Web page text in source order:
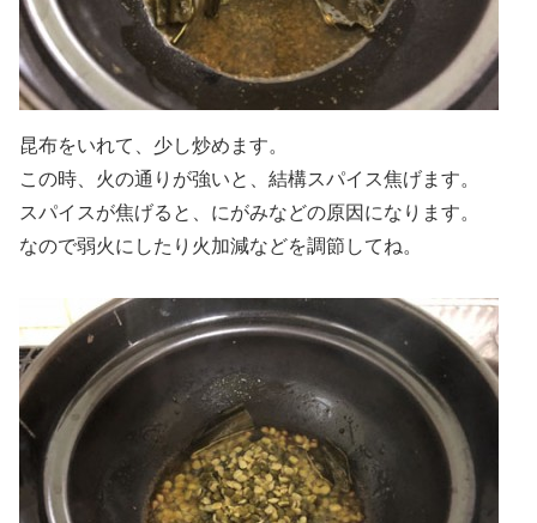
昆布をいれて、少し炒めます。
この時、火の通りが強いと、結構スパイス焦げます。
スパイスが焦げると、にがみなどの原因になります。
なので弱火にしたり火加減などを調節してね。